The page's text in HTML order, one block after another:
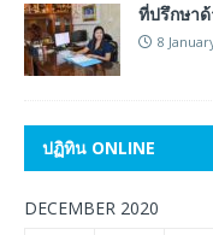
ที่ปรึกษา
8
ปฏิทิน ONLINE
DECEMBER 2020